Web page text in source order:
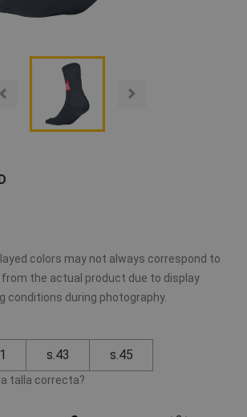
colors may not always correspond to
the actual product due to display
conditions during photography.
s.43 s.45
talla correcta?